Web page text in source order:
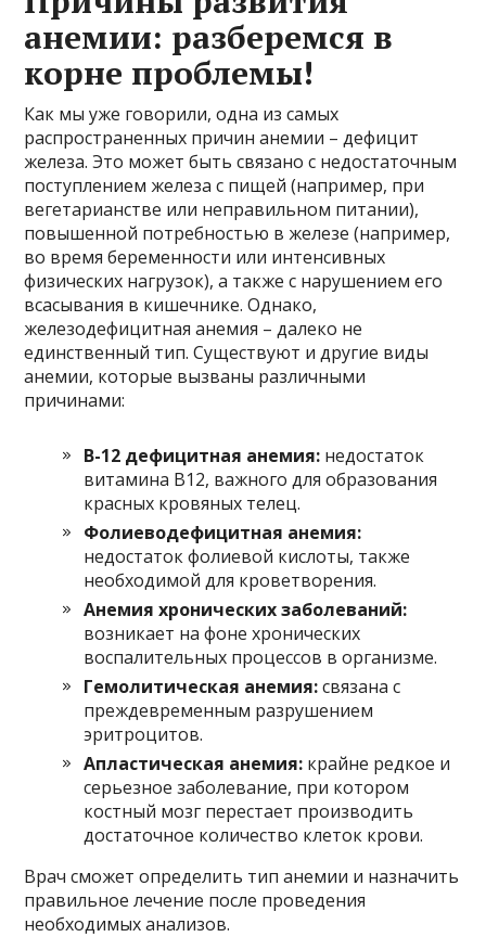
анемии: разберемся в
корне проблемы!
Как мы уже говорили, одна из самых
распространенных причин анемии – дефицит
железа. Это может быть связано с недостаточным
поступлением железа с пищей (например, при
вегетарианстве или неправильном питании),
повышенной потребностью в железе (например,
во время беременности или интенсивных
физических нагрузок), а также с нарушением его
всасывания в кишечнике. Однако,
железодефицитная анемия – далеко не
единственный тип. Существуют и другие виды
анемии, которые вызваны различными
причинами:
В-12 дефицитная анемия: недостаток
витамина В12, важного для образования
красных кровяных телец.
Фолиеводефицитная анемия:
недостаток фолиевой кислоты, также
необходимой для кроветворения.
Анемия хронических заболеваний:
возникает на фоне хронических
воспалительных процессов в организме.
Гемолитическая анемия:связана с
преждевременным разрушением
эритроцитов.
Апластическая анемия: крайне редкое и
серьезное заболевание, при котором
костный мозг перестает производить
достаточное количество клеток крови.
Врач сможет определить тип анемии и назначить
правильное лечение после проведения
необходимых анализов.